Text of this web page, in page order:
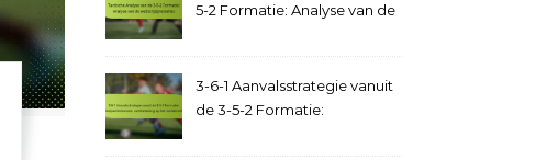
5-2 Formatie: Analyse van de
3-6-1 Aanvalsstrategie vanuit
de 3-5-2 Formatie: